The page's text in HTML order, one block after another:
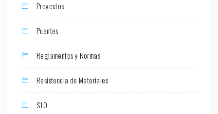
Proyectos
Puentes
Reglamentos y Normas
Resistencia de Materiales
S10